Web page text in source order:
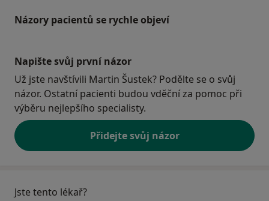
Názory pacientů se rychle objeví
Napište svůj první názor
Už jste navštívili Martin Šustek? Podělte se o svůj
názor. Ostatní pacienti budou vděční za pomoc při
výběru nejlepšího specialisty.
Přidejte svůj názor
Jste tento lékař?